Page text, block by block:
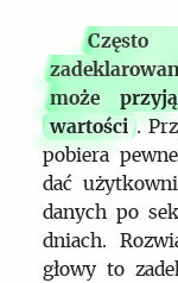
może
wartości .
pobiera
dać
danych po
dniach.
głowy to